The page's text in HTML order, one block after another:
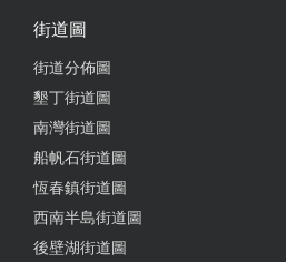
出五星好評❤️ Ps 三輪車泰
一站❤️
我們12人下來入住，環境非
一起來～ 有烤肉，又有麻將
街道圖
街道分佈圖
墾丁街道圖
南灣街道圖
船帆石街道圖
恆春鎮街道圖
西南半島街道圖
後壁湖街道圖